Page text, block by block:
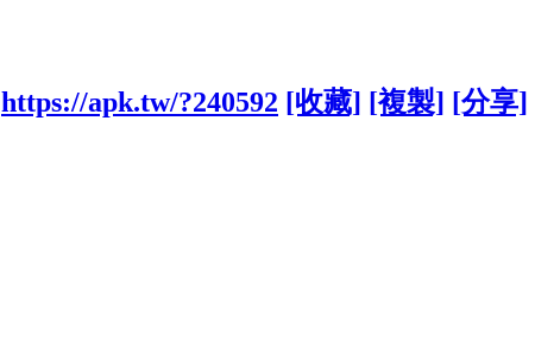
https://apk.tw/?240592 [收藏] [複製] [分享]